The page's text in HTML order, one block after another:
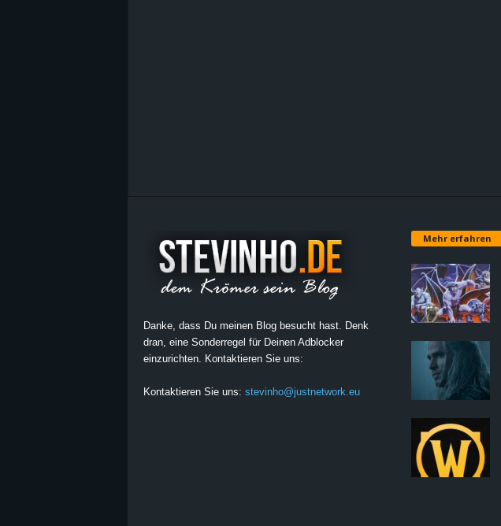
Danke, dass Du meinen Blog besucht hast. Denk
dran, eine Sonderregel für Deinen Adblocker
einzurichten. Kontaktieren Sie uns:
Kontaktieren Sie uns: stevinho@justnetwork.eu
Mehr erfahren